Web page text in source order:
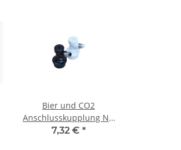
Bier und CO2
Anschlusskupplung NC
mit Gewinde
7,32 € *